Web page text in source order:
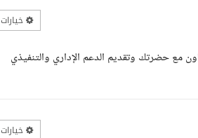
خيارات
مع حضرتك وتقديم الدعم الإداري والتنفيذي
خيارات